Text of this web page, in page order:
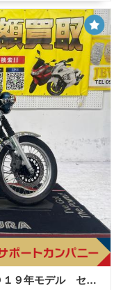
ヤマハ ＳＲ４００ ＲＨ１６Ｊ型 ２０１９年モデル センタースタンド サイドスタンド